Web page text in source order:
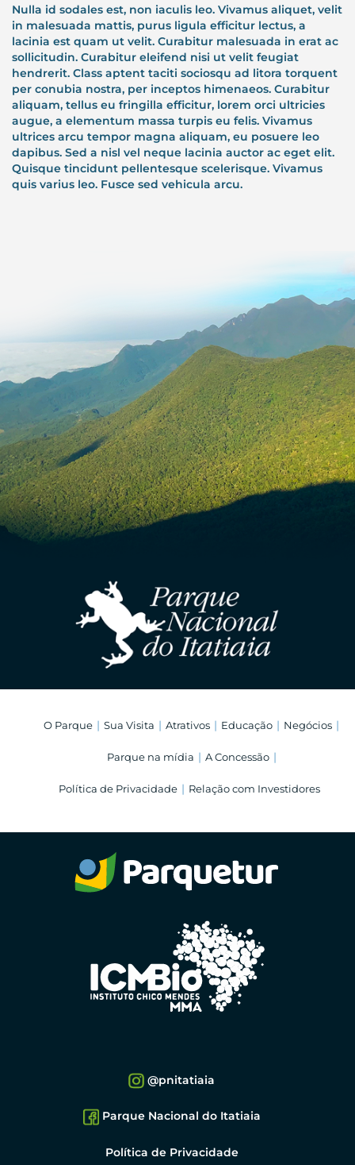
Nulla id sodales est, non iaculis leo. Vivamus aliquet, velit
in malesuada mattis, purus ligula efficitur lectus, a
lacinia est quam ut velit. Curabitur malesuada in erat ac
sollicitudin. Curabitur eleifend nisi ut velit feugiat
hendrerit. Class aptent taciti sociosqu ad litora torquent
per conubia nostra, per inceptos himenaeos. Curabitur
aliquam, tellus eu fringilla efficitur, lorem orci ultricies
augue, a elementum massa turpis eu felis. Vivamus
ultrices arcu tempor magna aliquam, eu posuere leo
dapibus. Sed a nisl vel neque lacinia auctor ac eget elit.
Quisque tincidunt pellentesque scelerisque. Vivamus
quis varius leo. Fusce sed vehicula arcu.
O Parque Sua Visita Atrativos Educação Negócios
Parque na mídia A Concessão
Política de Privacidade Relação com Investidores
@pnitatiaia
Parque Nacional do Itatiaia
Política de Privacidade